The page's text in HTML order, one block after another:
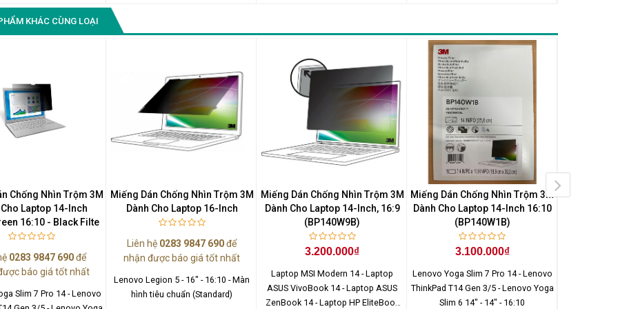
5 Gen 9 - 14" - 16:10 -
rộng (Widescreen)
KHÁC CÙNG LOẠI
Chống Nhìn Trộm 3M
Cho Laptop 14-Inch
16:10 - Black Filte
0283 9847 690để
báo giá tốt nhất
Slim 7 Pro 14 - Lenovo
Miếng Dán Chống Nhìn Trộm 3M
Dành Cho Laptop 16-Inch
Liên hệ 0283 9847 690để
nhận được báo giá tốt nhất
Lenovo Legion 5 - 16" - 16:10 - Màn
hình tiêu chuẩn (Standard)
Miếng Dán Chống Nhìn Trộm 3M
Dành Cho Laptop 14-Inch, 16:9
(BP140W9B)
3.200.000₫
Laptop MSI Modern 14 - Laptop
ASUS VivoBook 14 - Laptop ASUS
ZenBook 14 - Laptop HP EliteBook
Miếng Dán Chống Nhìn Trộm 3M
Dành Cho Laptop 14-Inch 16:10
(BP140W1B)
3.100.000₫
Lenovo Yoga Slim 7 Pro 14 - Lenovo
ThinkPad T14 Gen 3/5 - Lenovo Yoga
Slim 6 14" - 14" - 16:10
Miếng Dán